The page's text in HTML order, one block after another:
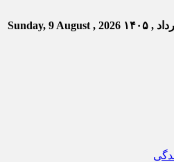
Sunday, 9 August , 2026